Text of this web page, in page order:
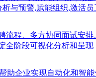
与预警,赋能组织,激活
程、多方协同面试安
全阶段可视化分析和呈现
企业实现自动化和智